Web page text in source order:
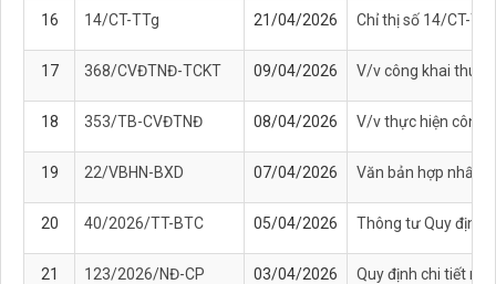
16 14/CT-TTg 21/04/2026 Chỉ thị số 14/CT-
17 368/CVĐTNĐ-TCKT 09/04/2026 V/v công khai
18 353/TB-CVĐTNĐ 08/04/2026 V/v thực hiện công
19 22/VBHN-BXD 07/04/2026 Văn bản hợp nhất
20 40/2026/TT-BTC 05/04/2026 Thông tư Quy định
21 123/2026/NĐ-CP 03/04/2026 Quy định chi tiết